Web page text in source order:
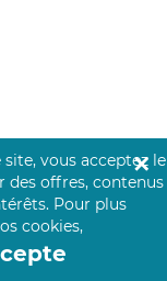
vous acceptez le
des offres, contenus
Pour plus
cookies,
✕